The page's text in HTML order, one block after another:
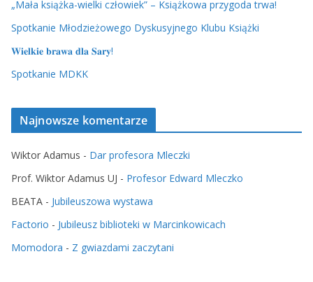
„Mała książka-wielki człowiek” – Książkowa przygoda trwa!
Spotkanie Młodzieżowego Dyskusyjnego Klubu Książki
𝐖𝐢𝐞𝐥𝐤𝐢𝐞 𝐛𝐫𝐚𝐰𝐚 𝐝𝐥𝐚 𝐒𝐚𝐫𝐲!
Spotkanie MDKK
Najnowsze komentarze
Wiktor Adamus - Dar profesora Mleczki
Prof. Wiktor Adamus UJ - Profesor Edward Mleczko
BEATA - Jubileuszowa wystawa
Factorio - Jubileusz biblioteki w Marcinkowicach
Momodora - Z gwiazdami zaczytani